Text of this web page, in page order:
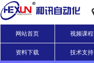
网站首页 视频课程
资料下载 技术支持